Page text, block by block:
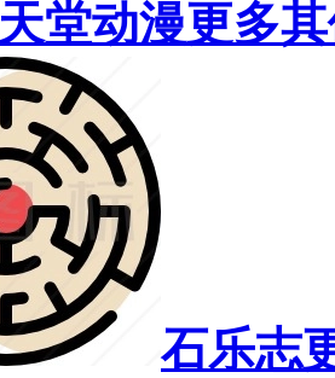
天堂动漫更多
石乐志